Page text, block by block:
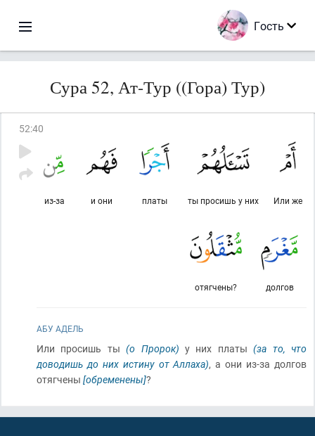
Гость
Сура 52, Ат-Тур ((Гора) Тур)
52:40
Или же
ты просишь у них
платы
и они
из-за
долгов
отягчены?
АБУ АДЕЛЬ
Или просишь ты(о Пророк) у них платы(за то, что
доводишь до них истину от Аллаха), а они из-за долгов
отягчены [обременены]?